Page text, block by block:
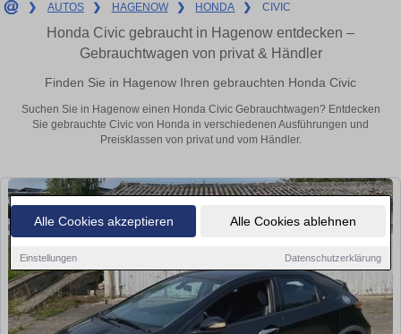
Alle Cookies akzeptieren Alle Cookies ablehnen
Einstellungen Datenschutzerklärung
❯ AUTOS ❯ HAGENOW ❯ HONDA ❯ CIVIC
Honda Civic gebraucht in Hagenow entdecken –
Gebrauchtwagen von privat & Händler
Finden Sie in Hagenow Ihren gebrauchten Honda Civic
Suchen Sie in Hagenow einen Honda Civic Gebrauchtwagen? Entdecken
Sie gebrauchte Civic von Honda in verschiedenen Ausführungen und
Preisklassen von privat und vom Händler.